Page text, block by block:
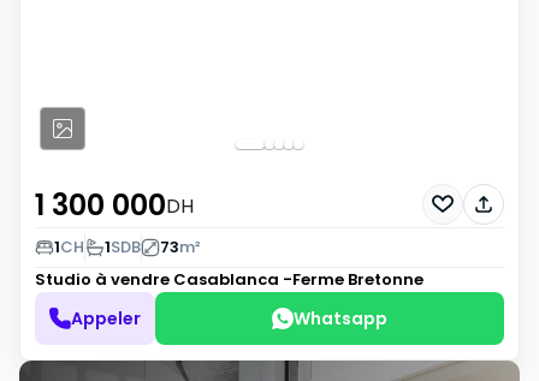
1 300 000DH
1CH 1SDB 73m²
Studio à vendre Casablanca -Ferme Bretonne
Appeler Whatsapp